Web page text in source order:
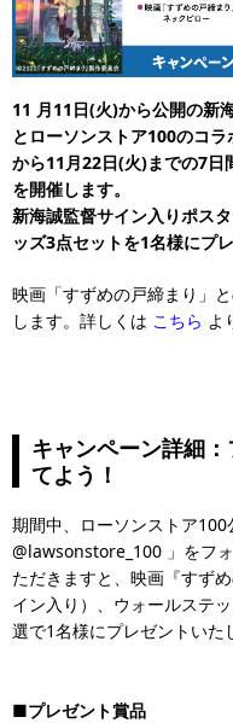
11 月11日(火)から公開の新
とローソンストア100のコ
から11月22日(火)までの7日
を開催します。
新海誠監督サイン入りポス
ッズ3点セットを1名様にプ
映画「すずめの戸締まり」
します。詳しくは こちら よ
キャンペーン詳細
てよう！
期間中、ローソンストア
@lawsonstore_100 」をフ
ただきますと、映画『すず
イン入り）、ウォールステ
選で1名様にプレゼントいた
■プレゼント賞品